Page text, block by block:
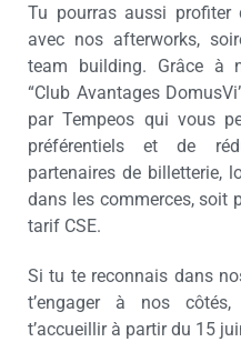
Tu pourras aussi profiter
avec nos afterworks,
team building. Grâce à
“Club Avantages
par Tempeos qui vous
préférentiels et de
partenaires de billetterie,
dans les commerces, soit
tarif CSE.
Si tu te reconnais dans
t’engager à nos
t’accueillir à partir du 15